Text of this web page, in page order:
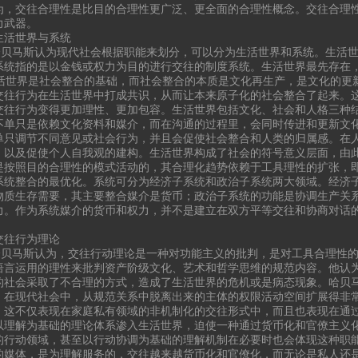
，交往合理性是比目的合理性更广泛、更全面的合理性概念。交往合理
器。
活世界与系统
斯认为现代社会根据职能来划分，可以分为生活世界和系统。生活
统指的是以金钱或权力为目的进行交往的制度系统。生活世界最先存在
界是社会整合的基础，而社会整合的本质是文化再生产，是文化的更
往行为在生活世界中打成共识，从而让本来原子化的社会整合了起来。
往行为变得更加理性、更加包容。生活世界包括文化、社会和人格三种
单只是依赖文化资料和媒介，而在沟通的过程里，会同时传进和更新文
只调节不同意见或社会行为，并且会促使社会整合和人类的归属感。在
以及促使个人自我观的建构。生活世界构成了社会的符号意义层面，由
按照目的合理性的模式活动的，其合理化趋势依赖于工具理性的扩张，
统整合的最优化。系统可分为经济子系统和政治子系统两大领域。经济
质生存需要，其主要整合媒介是货币；政治子系统的功能是协调生产关
。作为系统媒介的货币和权力，并不是建立在双方平等交往和协商对话
往行为理论
斯认为，交往行动理论是一种对功能主义的批判，是对工具合理性
言运用的理性来批判资产阶级文化、艺术和哲学思维的规范内容。他认
社会采取了不合理的方式，造成了生活世界的危机或是病态现象。哈贝
在现代社会中，从规范关系中脱离出来的主体的权限活动空间扩展得非
这不仅表现在家庭私有领域的非机制化的交往形式中，而且也表现在通
理解为基础的理论体系渗入生活世界，迫使一种通过货币化和官僚主义
行动领域，甚至以行动协调为基础的理解机制在必要时也会体现这种职
媒体，是为理解服务的，交往越来越货币化和官僚化，而无论是私人还